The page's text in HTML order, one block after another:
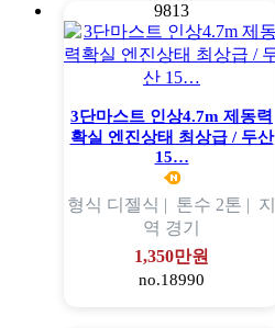
9813
3단마스트 인상4.7m 제동력
확실 엔진상태 최상급 / 두산
15…
형식 디젤식 | 톤수 2톤 | 지
역 경기
1,350만원
no.18990